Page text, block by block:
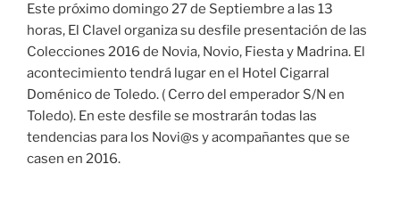
Este próximo domingo 27 de Septiembre a las 13
horas, El Clavel organiza su desfile presentación de las
Colecciones 2016 de Novia, Novio, Fiesta y Madrina. El
acontecimiento tendrá lugar en el Hotel Cigarral
Doménico de Toledo. ( Cerro del emperador S/N en
Toledo). En este desfile se mostrarán todas las
tendencias para los Novi@s y acompañantes que se
casen en 2016.